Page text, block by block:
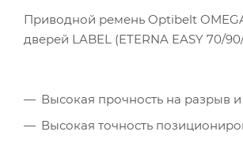
Приводной ремень Optibelt
дверей LABEL (ETERNA EASY 70/
Высокая прочность на разрыв
Высокая точность